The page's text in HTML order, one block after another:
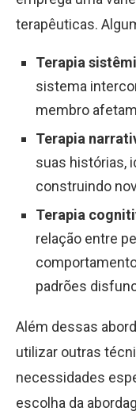
terapêuticas.
Terapia
sistema
membro
Terapia
suas histórias,
construindo
Terapia
relação entre
padrões
Além dessas
utilizar outras
necessidades
escolha da